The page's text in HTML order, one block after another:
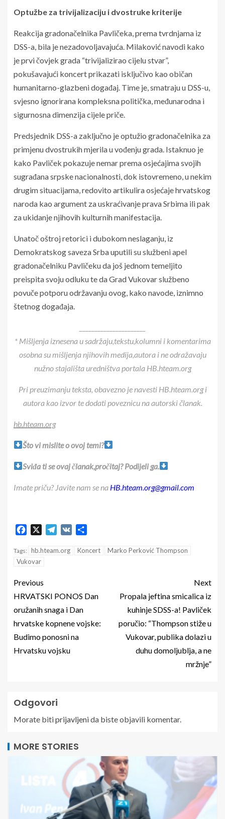
Optužbe za trivijalizaciju i dvostruke kriterije
Reakcija gradonačelnika Pavličeka, prema tvrdnjama iz
DSS-a, bila je nezadovoljavajuća. Milaković navodi kako
je prvi čovjek grada “trivijalizirao cijelu stvar”,
pokušavajući koncert prikazati isključivo kao običan
humanitarno-glazbeni događaj. Time je, smatraju u DSS-u,
svjesno ignorirana kompleksna politička, međunarodna i
sigurnosna dimenzija cijele priče.
Predsjednik DSS-a zaključno je optužio gradonačelnika za
primjenu dvostrukih mjerila u vođenju grada. Istaknuo je
kako Pavliček pokazuje nemar prema osjećajima svojih
sugrađana srpske nacionalnosti, dok istovremeno, u nekim
drugim situacijama, redovito artikulira osjećaje hrvatskog
naroda kao argument za uskraćivanje prava Srbima ili pak
za ukidanje njihovih kulturnih manifestacija.
Unatoč oštroj retorici i dubokom neslaganju, iz
Demokratskog saveza Srba uputili su službeni apel
gradonačelniku Pavličeku da još jednom temeljito
preispita svoju odluku te da Grad Vukovar službeno
povuče potporu održavanju ovog, kako navode, iznimno
štetnog događaja.
* Mišljenja iznesena u sadržaju,tekstu,kolumni i komentarima
osobna su mišljenja njihovih medija,autora i ne odražavaju
nužno stajališta uredništva portala HB.hteam.org
Pri preuzimanju teksta, obavezno je navesti HB.hteam.org i
autora kao izvor te dodati poveznicu na autorski članak.
hb.hteam.org
Što vi mislite o ovoj temi?
Sviđa ti se ovaj članak,pročitaj? Podijeli ga.
Imate priču? Javite nam se na HB.hteam.org@gmail.com
Facebook Telegram
VK
Tags: hb.hteam.org Koncert
Marko Perković Thompson
Vukovar
Previous
HRVATSKI PONOS Dan
oružanih snaga i Dan
hrvatske kopnene vojske:
Budimo ponosni na
Hrvatsku vojsku
Next
Propala jeftina smicalica iz
kuhinje SDSS-a! Pavliček
poručio: “Thompson stiže u
Vukovar, publika dolazi u
duhu domoljublja, a ne
mržnje”
Odgovori
Morate bitiprijavljenida biste objavili komentar.
MORE STORIES